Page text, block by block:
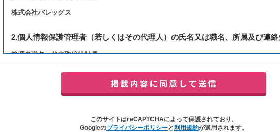
株式会社バレッグス
2.個人情報保護管理者（若しくはその代理人）の氏名又は職名、所属及び連絡
管理者職名：代表取締役社長
連絡先：privacy@balleggs.co.jp
（2）ご相談の対応（本人への連絡を含む）のため
（3）当サイトの各種サービスおよびサービスに関連した各種情報のメールによるご案内の
このサイトはreCAPTCHAによって保護されており、
Googleのプライバシーポリシーと利用規約が適用されます。